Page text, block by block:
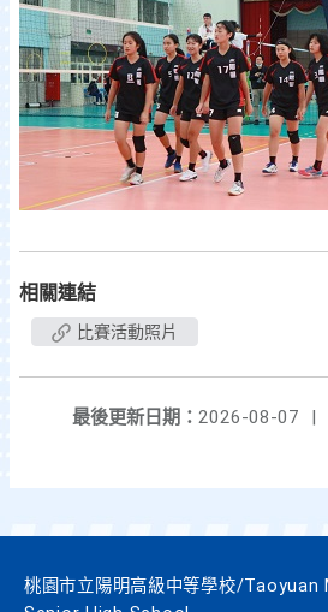
相關連結
比賽活動照片
最後更新日期： 2026-08-07
|
桃園市立陽明高級中等學校/